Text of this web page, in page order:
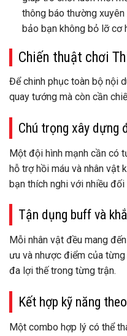
thông báo thường
bảo bạn không bỏ lỡ cơ
Chiến thuật chơi
Để chinh phục toàn bộ nội
quay tướng mà còn cần
Chú trọng xây dựng
Một đội hình mạnh cần có
hỗ trợ hồi máu và nhân vật
bạn thích nghi với nhiều đối
Tận dụng buff và
Mỗi nhân vật đều mang
ưu và nhược điểm của
đa lợi thế trong từng trận.
Kết hợp kỹ năng
Một combo hợp lý có thể